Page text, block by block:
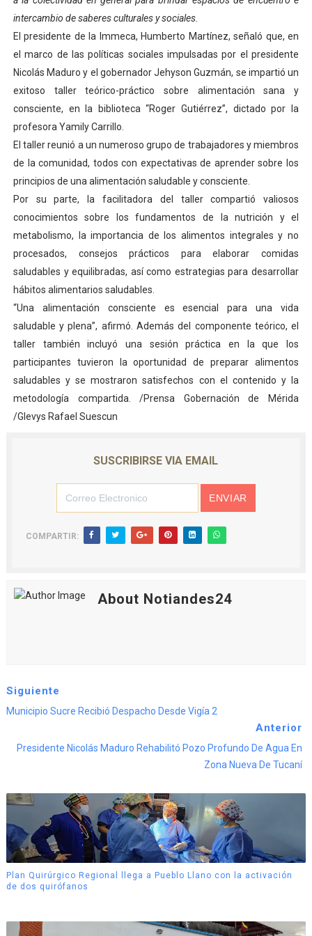
Dictan MasterClass en el marco del Encuentro LAGO
Campo Elías avanza con plan de asfaltado
Encuentro estadal fortalece la coordinación de
Gobernador Arnaldo Sánchez apadrina a más de 993
Plan Quirúrgico Regional llega a Pueblo Llano con la
Iaanem graduó a bebés de Mérida en jornada de
intercambio de saberes culturales y sociales.
El presidente de la Immeca, Humberto Martínez, señaló que, en
el marco de las políticas sociales impulsadas por el presidente
Nicolás Maduro y el gobernador Jehyson Guzmán, se impartió un
exitoso taller teórico-práctico sobre alimentación sana y
consciente, en la biblioteca “Roger Gutiérrez”, dictado por la
profesora Yamily Carrillo.
El taller reunió a un numeroso grupo de trabajadores y miembros
de la comunidad, todos con expectativas de aprender sobre los
principios de una alimentación saludable y consciente.
Por su parte, la facilitadora del taller compartió valiosos
conocimientos sobre los fundamentos de la nutrición y el
metabolismo, la importancia de los alimentos integrales y no
procesados, consejos prácticos para elaborar comidas
saludables y equilibradas, así como estrategias para desarrollar
hábitos alimentarios saludables.
“Una alimentación consciente es esencial para una vida
saludable y plena”, afirmó. Además del componente teórico, el
taller también incluyó una sesión práctica en la que los
participantes tuvieron la oportunidad de preparar alimentos
saludables y se mostraron satisfechos con el contenido y la
metodología compartida. /Prensa Gobernación de Mérida
/Glevys Rafael Suescun
SUSCRIBIRSE VIA EMAIL
COMPARTIR:
About Notiandes24
Siguiente
Municipio Sucre Recibió Despacho Desde Vigía 2
Anterior
Presidente Nicolás Maduro Rehabilitó Pozo Profundo De Agua En
Zona Nueva De Tucaní
Plan Quirúrgico Regional llega a Pueblo Llano con la activación
de dos quirófanos